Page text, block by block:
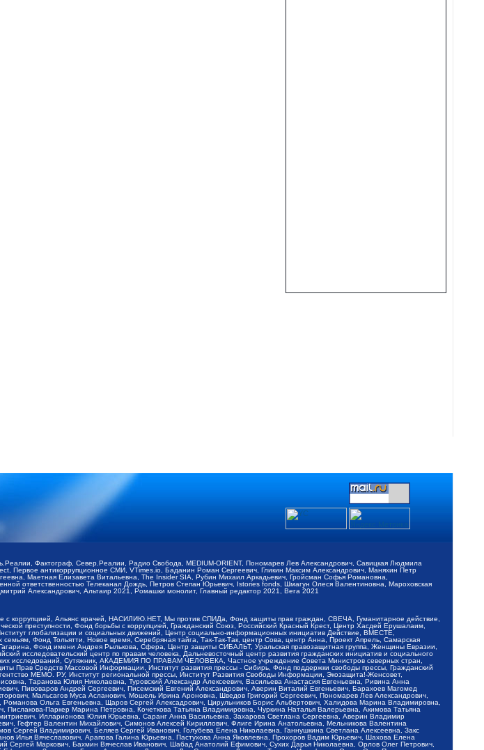
Фактограф, Север.Реалии, Радио Свобода, MEDIUM-ORIENT, Пономарев Лев Александрович, Савицкая Людмила
Первое антикоррупционное СМИ, VTimes.io, Баданин Роман Сергеевич, Гликин Максим Александрович, Маняхин Петр
Маетная Елизавета Витальевна, The Insider SIA, Рубин Михаил Аркадьевич, Гройсман Софья Романовна,
ответственностью Телеканал Дождь, Петров Степан Юрьевич, Istories fonds, Шмагун Олеся Валентиновна, Мароховская
Александрович, Альтаир 2021, Ромашки монолит, Главный редактор 2021, Вега 2021
с коррупцией, Альянс врачей, НАСИЛИЮ.НЕТ, Мы против СПИДа, Фонд защиты прав граждан, СВЕЧА, Гуманитарное действие,
преступности, Фонд борьбы с коррупцией, Гражданский Союз, Российский Красный Крест, Центр Хасдей Ерушалаим,
глобализации и социальных движений, Центр социально-информационных инициатив Действие, ВМЕСТЕ,
Фонд Тольятти, Новое время, Серебряная тайга, Так-Так-Так, центр Сова, центр Анна, Проект Апрель, Самарская
Фонд имени Андрея Рылькова, Сфера, Центр защиты СИБАЛЬТ, Уральская правозащитная группа, Женщины Евразии,
исследовательский центр по правам человека, Дальневосточный центр развития гражданских инициатив и социального
исследований, Сутяжник, АКАДЕМИЯ ПО ПРАВАМ ЧЕЛОВЕКА, Частное учреждение Совета Министров северных стран,
Прав Средств Массовой Информации, Институт развития прессы - Сибирь, Фонд поддержки свободы прессы, Гражданский
МЕМО. РУ, Институт региональной прессы, Институт Развития Свободы Информации, Экозащита!-Женсовет,
Таранова Юлия Николаевна, Туровский Александр Алексеевич, Васильева Анастасия Евгеньевна, Ривина Анна
Пивоваров Андрей Сергеевич, Писемский Евгений Александрович, Аверин Виталий Евгеньевич, Барахоев Магомед
Мальсагов Муса Асланович, Мошель Ирина Ароновна, Шведов Григорий Сергеевич, Пономарев Лев Александрович,
Ольга Евгеньевна, Щаров Сергей Алексадрович, Цирульников Борис Альбертович, Халидова Марина Владимировна,
Паркер Марина Петровна, Кочеткова Татьяна Владимировна, Чуркина Наталья Валерьевна, Акимова Татьяна
Илларионова Юлия Юрьевна, Саранг Анна Васильевна, Захарова Светлана Сергеевна, Аверин Владимир
Гефтер Валентин Михайлович, Симонов Алексей Кириллович, Флиге Ирина Анатольевна, Мельникова Валентина
Владимирович, Беляев Сергей Иванович, Голубева Елена Николаевна, Ганнушкина Светлана Алексеевна, Закс
Илья Вячеславович, Арапова Галина Юрьевна, Пастухова Анна Яковлевна, Прохоров Вадим Юрьевич, Шахова Елена
Сергей Маркович, Бахмин Вячеслав Иванович, Шабад Анатолий Ефимович, Сухих Дарья Николаевна, Орлов Олег Петрович,